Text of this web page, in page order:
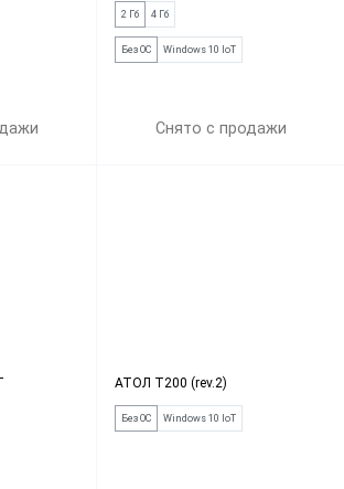
2 Гб 4 Гб
Без ОС Windows 10 IoT
Снято с продажи
АТОЛ Т200 (rev.2)
Без ОС Windows 10 IoT